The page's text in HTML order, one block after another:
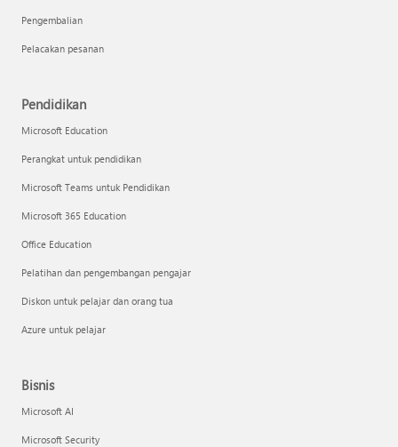
Pengembalian
Pelacakan pesanan
Pendidikan
Microsoft Education
Perangkat untuk pendidikan
Microsoft Teams untuk Pendidikan
Microsoft 365 Education
Office Education
Pelatihan dan pengembangan pengajar
Diskon untuk pelajar dan orang tua
Azure untuk pelajar
Bisnis
Microsoft AI
Microsoft Security